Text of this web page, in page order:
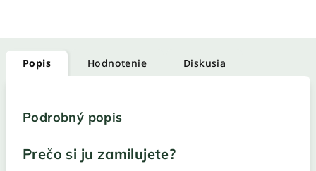
Popis Hodnotenie Diskusia
Podrobný popis
Prečo si ju zamilujete?